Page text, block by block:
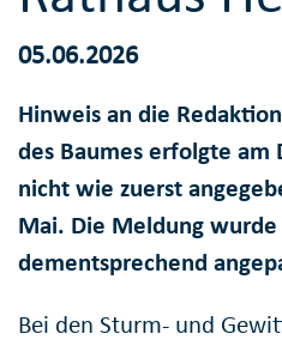
05.06.2026
Hinweis an die
des Baumes erfolgte am
nicht wie zuerst
Mai. Die Meldung
dementsprechend
Bei den Sturm- und